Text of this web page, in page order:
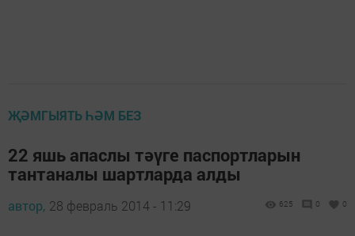
ҖӘМГЫЯТЬ ҺӘМ БЕЗ
22 яшь апаслы тәүге паспортларын
тантаналы шартларда алды
автор, 28 февраль 2014 - 11:29 625 0 0